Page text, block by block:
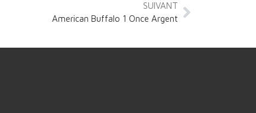
SUIVANT
American Buffalo 1 Once Argent